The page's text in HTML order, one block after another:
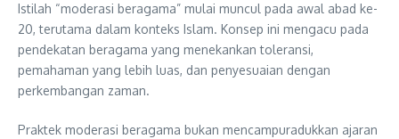
Istilah “moderasi beragama” mulai muncul pada awal abad ke-
20, terutama dalam konteks Islam. Konsep ini mengacu pada
pendekatan beragama yang menekankan toleransi,
pemahaman yang lebih luas, dan penyesuaian dengan
perkembangan zaman.
Praktek moderasi beragama bukan mencampuradukkan ajaran